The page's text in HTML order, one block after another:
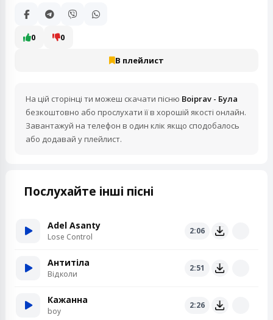
0 0
В плейлист
На цій сторінці ти можеш скачати пісню Boiprav - Була
безкоштовно або прослухати її в хорошій якості онлайн.
Завантажуй на телефон в один клік якщо сподобалось
або додавай у плейлист.
Послухайте інші пісні
Adel Asanty
Lose Control
2:06
Антитіла
Відколи
2:51
Кажанна
boy
2:26